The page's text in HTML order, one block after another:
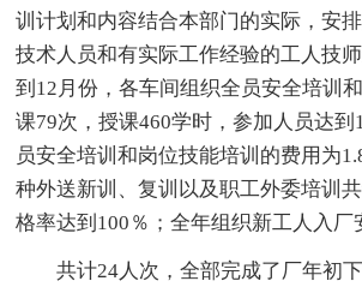
训计划和内容结合本部门的实际，安
技术人员和有实际工作经验的工人技
到12月份，各车间组织全员安全培训
课79次，授课460学时，参加人员达到
员安全培训和岗位技能培训的费用为
种外送新训、复训以及职工外委培训
格率达到100％；全年组织新工人入厂
共计24人次，全部完成了厂年初